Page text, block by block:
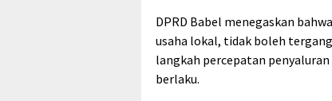
DPRD Babel menegaskan
usaha lokal, tidak boleh
langkah percepatan
berlaku.